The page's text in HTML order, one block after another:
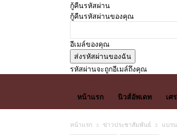
กู้คืนรหัสผ่าน
กู้คืนรหัสผ่านของคุณ
อีเมล์ของคุณ
รหัสผ่านจะถูกอีเมล์ถึงคุณ
หน้าแรก
นิวส์อัพเดท เศ
หน้าแรก ข่าวประชาสัมพันธ์ แบร